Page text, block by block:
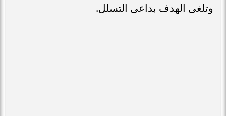
وتلغى الهدف بداعى التسلل.